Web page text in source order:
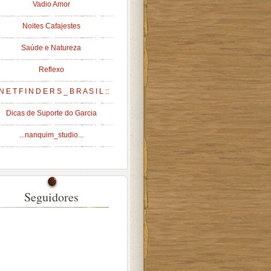
Vadio Amor
Noites Cafajestes
Saúde e Natureza
Reflexo
E T F I N D E R S _ B R A S I L ::
Dicas de Suporte do Garcia
...nanquim_studio...
Seguidores